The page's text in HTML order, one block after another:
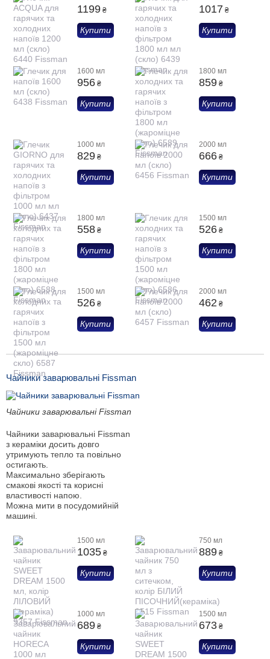
1199 ₴
Купити
1017 ₴
Купити
1600 мл
956 ₴
Купити
1800 мл
859 ₴
Купити
1000 мл
829 ₴
Купити
2000 мл
666 ₴
Купити
1800 мл
558 ₴
Купити
1500 мл
526 ₴
Купити
1500 мл
526 ₴
Купити
2000 мл
462 ₴
Купити
Чайники заварювальні Fissman
Чайники заварювальні Fissman
Чайники заварювальні Fissman
з кераміки досить довго
утримують тепло та повільно
остигають.
Максимально зберігають
смакові якості та корисні
властивості напою.
Можна мити в посудомийній
машині.
1500 мл
1035 ₴
Купити
750 мл
889 ₴
Купити
1000 мл
689 ₴
Купити
1500 мл
673 ₴
Купити